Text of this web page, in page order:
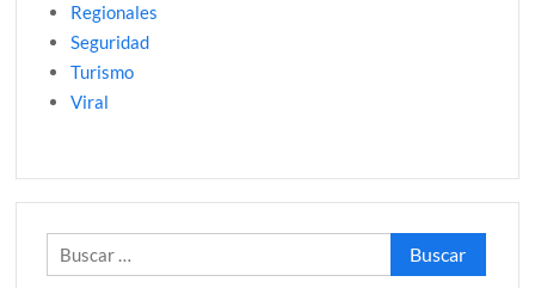
Regionales
Seguridad
Turismo
Viral
Buscar: